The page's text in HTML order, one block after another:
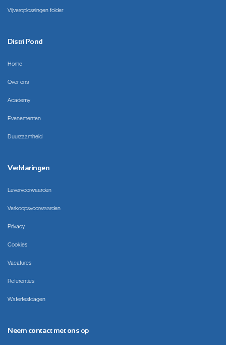
Vijveroplossingen folder
Distri Pond
Home
Over ons
Academy
Evenementen
Duurzaamheid
Verklaringen
Levervoorwaarden
Verkoopsvoorwaarden
Privacy
Cookies
Vacatures
Referenties
Watertestdagen
Neem contact met ons op